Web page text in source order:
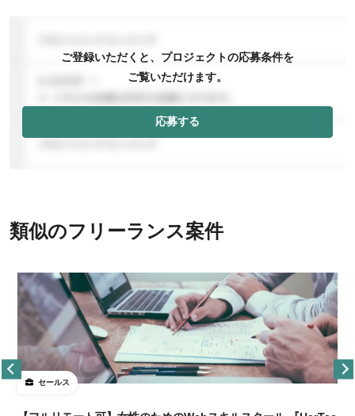
ご登録いただくと、プロジェクトの応募条件を
ご覧いただけます。
応募する
類似のフリーランス案件
セールス